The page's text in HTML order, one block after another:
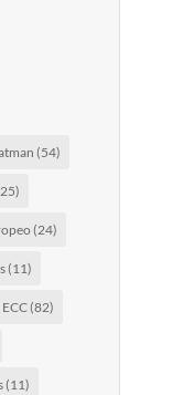
(54)
(24)
(11)
ECC(82)
(11)